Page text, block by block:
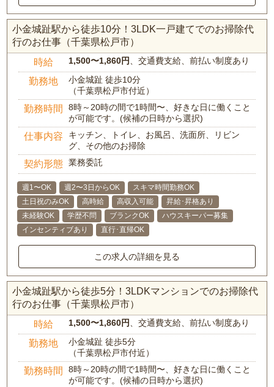
小金城趾駅から徒歩10分！3LDK一戸建てでのお掃除代
行のお仕事（千葉県松戸市）
時給 1,500〜1,860円 、交通費支給、前払い制度あり
勤務地
小金城趾 徒歩10分
（千葉県松戸市付近）
勤務時間
8時～20時の間で1時間〜、好きな日に働くこと
が可能です。(候補の日時から選択)
仕事内容
キッチン、トイレ、お風呂、洗面所、リビン
グ、その他のお掃除
契約形態 業務委託
週1〜OK 週2〜3日からOK
スキマ時間勤務OK
土日祝のみOK
高時給 高収入可能
昇給･昇格あり
未経験OK
学歴不問 ブランクOK
ハウスキーパー募集
インセンティブあり
直行･直帰OK
この求人の詳細を見る
小金城趾駅から徒歩5分！3LDKマンションでのお掃除代
行のお仕事（千葉県松戸市）
時給 1,500〜1,860円 、交通費支給、前払い制度あり
勤務地
小金城趾 徒歩5分
（千葉県松戸市付近）
勤務時間
8時～20時の間で1時間〜、好きな日に働くこと
が可能です。(候補の日時から選択)